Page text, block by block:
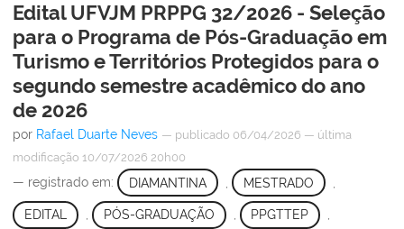
Edital UFVJM PRPPG 32/2026 - Seleção
para o Programa de Pós-Graduação em
Turismo e Territórios Protegidos para o
segundo semestre acadêmico do ano
de 2026
por Rafael Duarte Neves — publicado 06/04/2026 — última
modificação 10/07/2026 20h00
— registrado em: DIAMANTINA MESTRADO
EDITAL , PÓS-GRADUAÇÃO , PPGTTEP ,